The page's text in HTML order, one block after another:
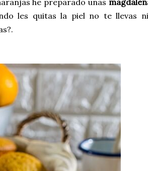
he preparado unas
les quitas la piel no te llevas